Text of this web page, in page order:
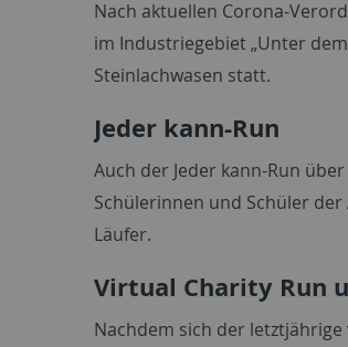
Nach aktuellen Corona-
im Industriegebiet „Unter
Steinlachwasen statt.
Jeder kann-Run
Auch der Jeder kann-Run
Schülerinnen und Schüler
Läufer.
Virtual Charity Run
Nachdem sich der